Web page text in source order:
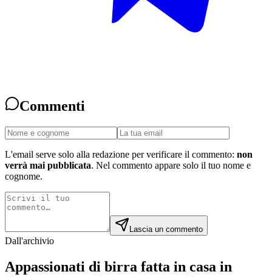
Commenti
L'email serve solo alla redazione per verificare il commento: non
verrà mai pubblicata. Nel commento appare solo il tuo nome e
cognome.
Lascia un commento
Dall'archivio
Appassionati di birra fatta in casa in